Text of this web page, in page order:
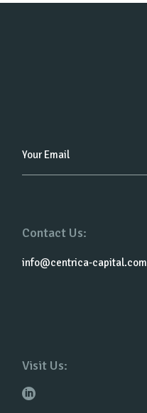
Contact Us:
info@centrica-capital.com
Visit Us: